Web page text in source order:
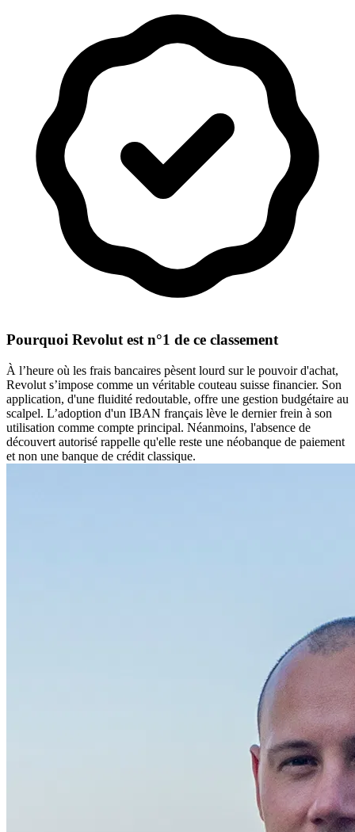
Pourquoi Revolut est n°1 de ce classement
À l’heure où les frais bancaires pèsent lourd sur le pouvoir d'achat,
Revolut s’impose comme un véritable couteau suisse financier. Son
application, d'une fluidité redoutable, offre une gestion budgétaire au
scalpel. L’adoption d'un IBAN français lève le dernier frein à son
utilisation comme compte principal. Néanmoins, l'absence de
découvert autorisé rappelle qu'elle reste une néobanque de paiement
et non une banque de crédit classique.